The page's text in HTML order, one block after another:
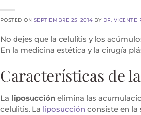
POSTED ON SEPTIEMBRE 25, 2014 BY DR. VICENTE
No dejes que la celulitis y los
En la medicina estética y la cirugía
Características de
La liposucciónelimina las
celulitis. La liposucción consiste en la